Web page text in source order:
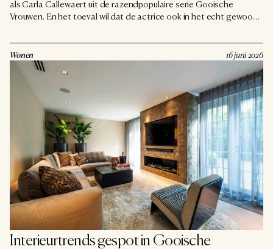
als Carla Callewaert uit de razendpopulaire serie Gooische
Vrouwen. En het toeval wil dat de actrice ook in het echt gewoon
Haar karakteristieke landhuis in Blaricum staat nu te koop, met
een vraagprijs van maar liefst € 2.250.000. Een mooi verhaal, zeker
als je naar het financiële plaatje kijkt.
Wonen 16 juni 2026
Interieurtrends gespot in Gooische